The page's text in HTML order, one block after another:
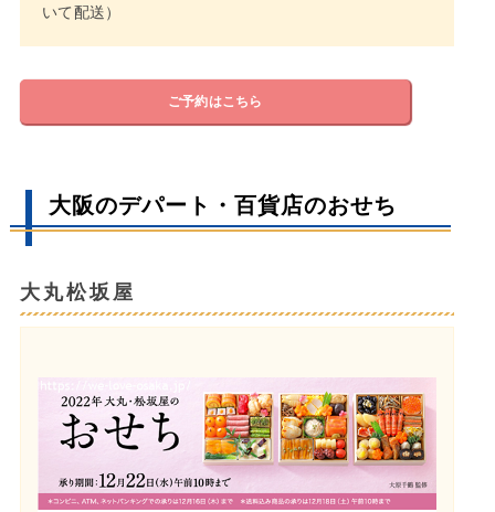
いて配送）
ご予約はこちら
大阪のデパート・百貨店のおせち
大丸松坂屋